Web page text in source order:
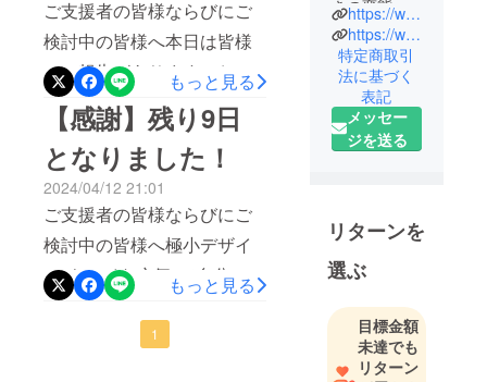
ご支援者の皆様ならびにご
検討中の皆様へ本日は皆様
にご報告があります！お届
け時期を予定より大幅に早
め、終了後にすぐお届けで
きるようになりました。
♪───Ｏ（≧∇≦）Ｏ────♪
なんと、来週には皆様の手
元にお届け予定です！もち
ろん、一つ一つ動作確認を
行い、配送や梱包にお時間
を頂きますので、あくまで
もっと見る
【感謝】残り9日
となりました！
2024/04/12 21:01
ご支援者の皆様ならびにご
検討中の皆様へ極小デザイ
ン"キレイな空気"で自分の空
間を【高性能VUV空気清浄
機】Sminihttps://camp-
もっと見る
1
きの変態。
ジャパンク
ラウドファ
ンディング
の一之瀬で
す。
は、"個人的
な独断と偏
見"で多くの
ら選ばれ
た、エリー
ト製品 と 雑
https://www.instagram.com/japancrowdfunding
https://www.shop.japancrowdfunding.com/pages/all
特定商取引
法に基づく
表記
メッセー
ジを送る
リターンを
選ぶ
目標金額
未達でも
リターン